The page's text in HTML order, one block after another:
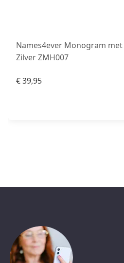
Names4ever Monogram
Zilver ZMH007
€39,95